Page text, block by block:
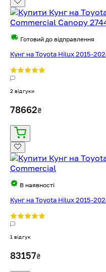
Готовий до відправлення
Кунг на Toyota Hilux 2015-
2 відгуки
78662₴
В наявності
Кунг на Toyota Hilux 2015-
1 відгук
83157₴